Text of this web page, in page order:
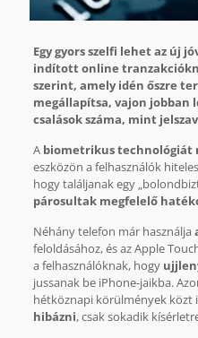
Egy gyors szelfi lehet az új
indított online
szerint, amely idén őszre
megállapítsa, vajon jobban
csalások száma, mint
A biometrikus technológiát
eszközön a felhasználók
hogy találjanak egy
párosultak megfelelő
Néhány telefon már használja
feloldásához, és az Apple
a felhasználóknak, hogy
jussanak be iPhone-jaikba.
hétköznapi körülmények közt
hibázni, csak sokadik